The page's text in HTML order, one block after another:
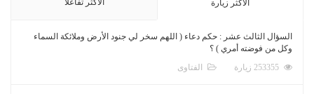
الأكثر زيارة
السؤال الثالث عشر : حكم دعاء ( اللهم سخر لي جنود الأرض وملائكة السماء
وكل من فوضته أمري ) ؟
الفتاوى